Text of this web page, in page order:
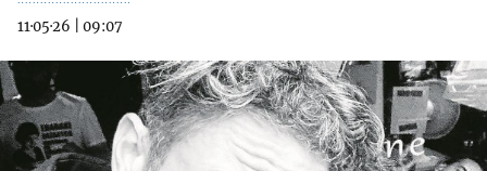
11·05·26
09:07